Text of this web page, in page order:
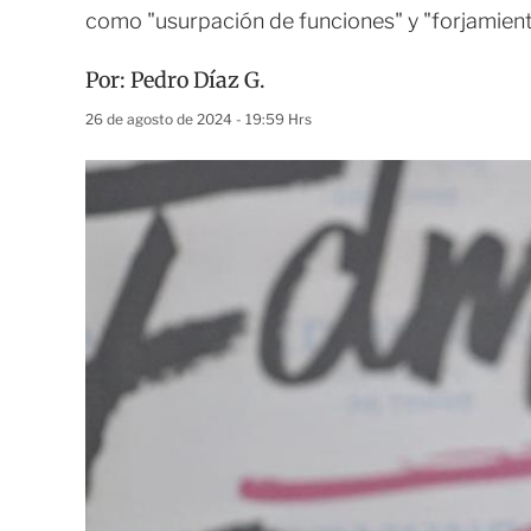
como "usurpación de funciones" y
Por: Pedro Díaz G.
26 de agosto de 2024 - 19:59 Hrs